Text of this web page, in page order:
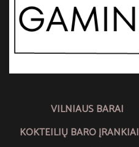
VILNIAUS BARAI
KOKTEILIŲ BARO ĮRANKIAI